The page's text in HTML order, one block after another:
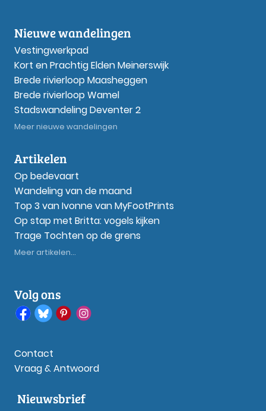
Nieuwe wandelingen
Vestingwerkpad
Kort en Prachtig Elden Meinerswijk
Brede rivierloop Maasheggen
Brede rivierloop Wamel
Stadswandeling Deventer 2
Meer nieuwe wandelingen
Artikelen
Op bedevaart
Wandeling van de maand
Top 3 van Ivonne van MyFootPrints
Op stap met Britta: vogels kijken
Trage Tochten op de grens
Meer artikelen...
Volg ons
Contact
Vraag & Antwoord
Nieuwsbrief